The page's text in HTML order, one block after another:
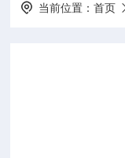
当前位置：首页